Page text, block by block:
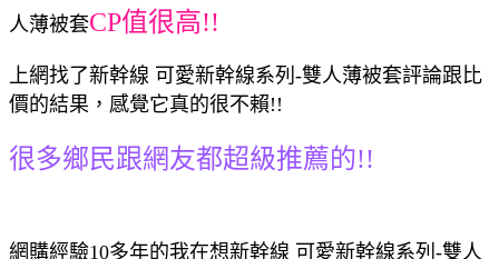
人薄被套CP值很高!!
上網找了新幹線 可愛新幹線系列-雙人薄被套評論跟比
價的結果，感覺它真的很不賴!!
很多鄉民跟網友都超級推薦的!!
網購經驗10多年的我在想新幹線 可愛新幹線系列-雙人